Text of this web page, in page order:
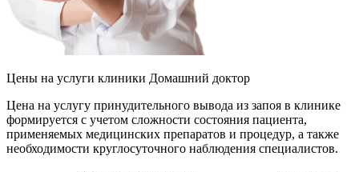
Цены на услуги клиники Домашний доктор
Цена на услугу принудительного вывода из запоя в клинике
формируется с учетом сложности состояния пациента,
применяемых медицинских препаратов и процедур, а также
необходимости круглосуточного наблюдения специалистов.